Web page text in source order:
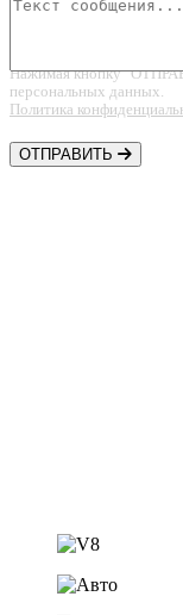
Нажимая кнопку
персональных данных.
Политика
ОТПРАВИТЬ